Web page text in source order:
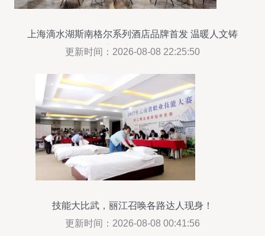
上海滴水湖斯南格尔系列酒店品牌首发 温暖人文铸
就“城市会客厅”品质服务
更新时间：2026-08-08 22:25:50
技能大比武，丽江召唤各路达人现身！
更新时间：2026-08-08 00:41:56